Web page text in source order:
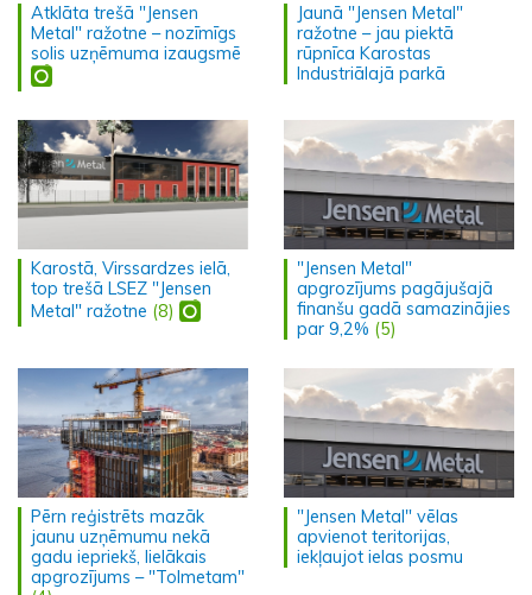
Atklāta trešā "Jensen
Metal" ražotne – nozīmīgs
solis uzņēmuma izaugsmē
Jaunā "Jensen Metal"
ražotne – jau piektā
rūpnīca Karostas
Industriālajā parkā
Karostā, Virssardzes ielā,
top trešā LSEZ "Jensen
Metal" ražotne (8)
"Jensen Metal"
apgrozījums pagājušajā
finanšu gadā samazinājies
par 9,2% (5)
Pērn reģistrēts mazāk
jaunu uzņēmumu nekā
gadu iepriekš, lielākais
apgrozījums – "Tolmetam"
"Jensen Metal" vēlas
apvienot teritorijas,
iekļaujot ielas posmu